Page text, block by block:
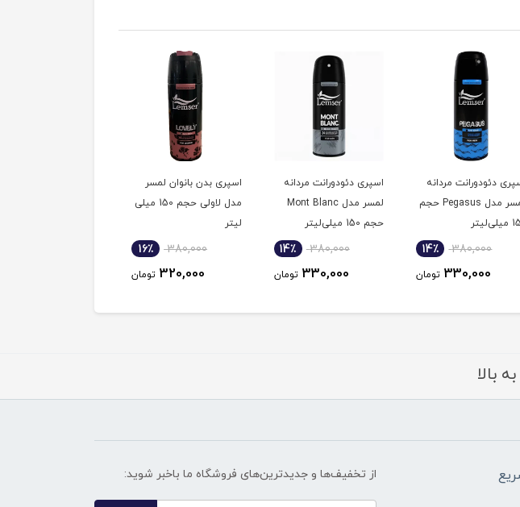
دئودورانت مردانه
لمسر مدل Pegasus حجم
380,000 14٪
330,000 تومان
اسپری دئودورانت مردانه
لمسر مدل Mont Blanc
حجم 150 میلی‌لیتر
380,000 14٪
330,000 تومان
اسپری بدن بانوان لمسر
مدل لاولی حجم 150 میلی
لیتر
380,000 16٪
320,000 تومان
بالا
از تخفیف‌ها و جدیدترین‌های فروشگاه ما باخبر شوید: